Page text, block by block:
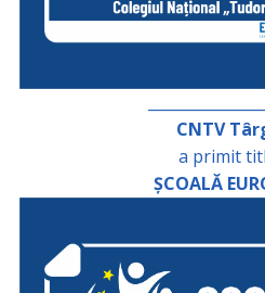
CNTV
a primit
ȘCOALĂ